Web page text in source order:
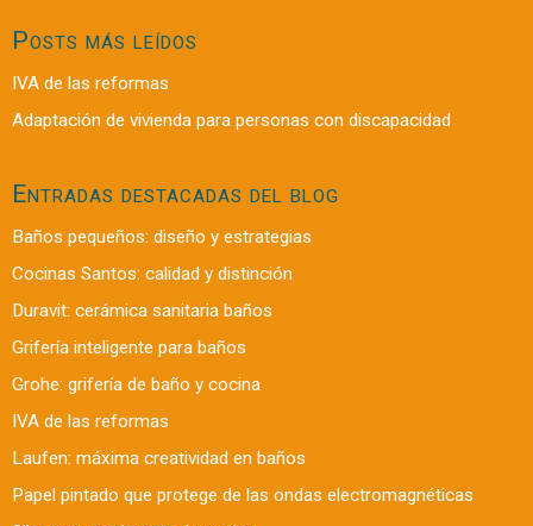
Posts más leídos
IVA de las reformas
Adaptación de vivienda para personas con discapacidad
Entradas destacadas del blog
Baños pequeños: diseño y estrategias
Cocinas Santos: calidad y distinción
Duravit: cerámica sanitaria baños
Grifería inteligente para baños
Grohe: grifería de baño y cocina
IVA de las reformas
Laufen: máxima creatividad en baños
Papel pintado que protege de las ondas electromagnéticas